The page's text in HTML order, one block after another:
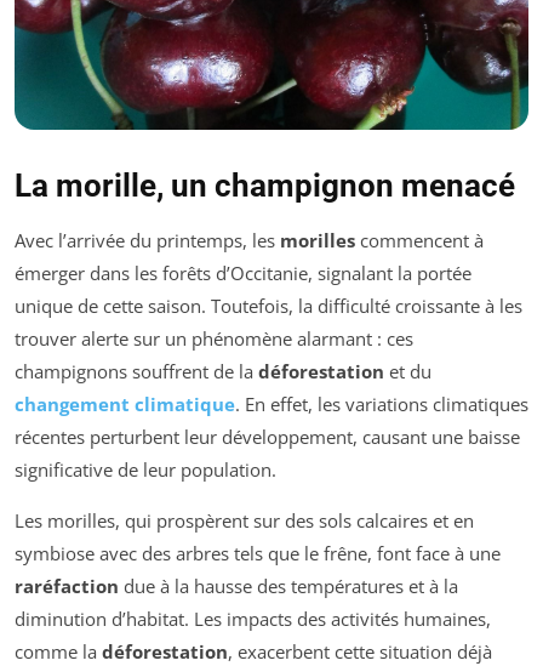
La morille, un champignon menacé
Avec l’arrivée du printemps, les morilles commencent à
émerger dans les forêts d’Occitanie, signalant la portée
unique de cette saison. Toutefois, la difficulté croissante à les
trouver alerte sur un phénomène alarmant : ces
champignons souffrent de la déforestation et du
changement climatique. En effet, les variations climatiques
récentes perturbent leur développement, causant une baisse
significative de leur population.
Les morilles, qui prospèrent sur des sols calcaires et en
symbiose avec des arbres tels que le frêne, font face à une
raréfaction due à la hausse des températures et à la
diminution d’habitat. Les impacts des activités humaines,
comme la déforestation, exacerbent cette situation déjà